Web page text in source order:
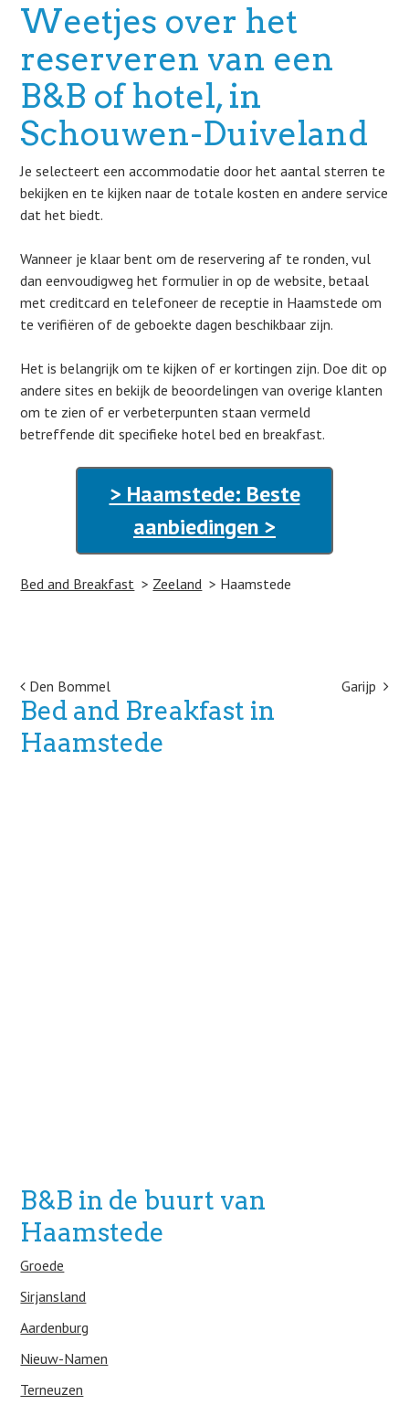
Weetjes over het
reserveren van een
B&B of hotel, in
Schouwen-Duiveland
Je selecteert een accommodatie door het aantal sterren te
bekijken en te kijken naar de totale kosten en andere service
dat het biedt.
Wanneer je klaar bent om de reservering af te ronden, vul
dan eenvoudigweg het formulier in op de website, betaal
met creditcard en telefoneer de receptie in Haamstede om
te verifiëren of de geboekte dagen beschikbaar zijn.
Het is belangrijk om te kijken of er kortingen zijn. Doe dit op
andere sites en bekijk de beoordelingen van overige klanten
om te zien of er verbeterpunten staan vermeld
betreffende dit specifieke hotel bed en breakfast.
> Haamstede: Beste
aanbiedingen >
Bed and Breakfast Zeeland Haamstede
Post navigation
Den Bommel Garijp
Bed and Breakfast in
Haamstede
B&B in de buurt van
Haamstede
Groede
Sirjansland
Aardenburg
Nieuw-Namen
Terneuzen